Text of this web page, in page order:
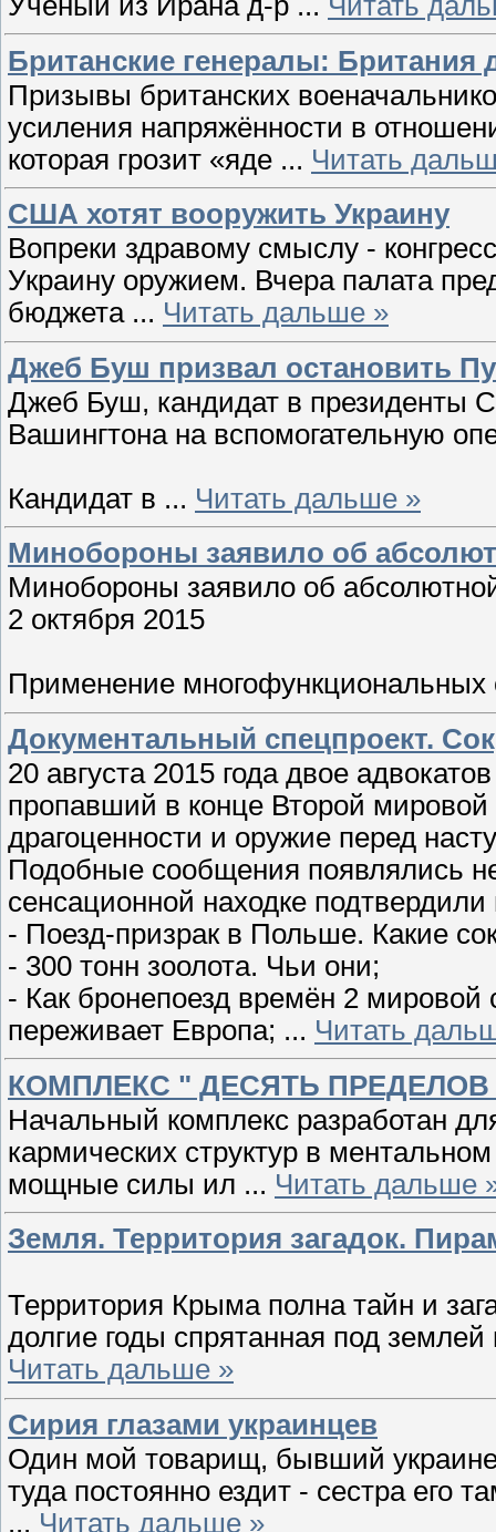
Британские генералы: Британия
Призывы британских
усиления напряжённости в
которая грозит «яде ... Читать
США хотят вооружить Украину
Вопреки здравому смыслу -
Украину оружием. Вчера палата
бюджета ... Читать дальше »
Джеб Буш призвал остановить
Джеб Буш, кандидат в президенты
Вашингтона на вспомогательную
Кандидат в ... Читать дальше »
Минобороны заявило об
Минобороны заявило об
2 октября 2015
Применение
Документальный спецпроект.
20 августа 2015 года двое
пропавший в конце Второй
драгоценности и оружие перед
Подобные сообщения появлялись
сенсационной находке
- Поезд-призрак в Польше. Какие
- 300 тонн зоолота. Чьи они;
- Как бронепоезд времён 2 мировой
переживает Европа; ... Читать
КОМПЛЕКС " ДЕСЯТЬ ПРЕДЕЛОВ
Начальный комплекс разработан
кармических структур в
мощные силы ил ... Читать дальше
Земля. Территория загадок.
Территория Крыма полна тайн и
долгие годы спрятанная под
Читать дальше »
Сирия глазами украинцев
Один мой товарищ, бывший
туда постоянно ездит - сестра его
... Читать дальше »